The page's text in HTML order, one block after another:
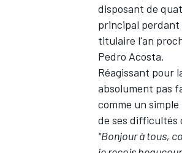
disposant de
principal
titulaire l'an
Pedro Acosta.
Réagissant pour
absolument pas
comme un simple
de ses difficultés
"Bonjour à tous,